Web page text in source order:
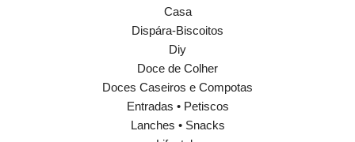
Casa
Dispára-Biscoitos
Diy
Doce de Colher
Doces Caseiros e Compotas
Entradas • Petiscos
Lanches • Snacks